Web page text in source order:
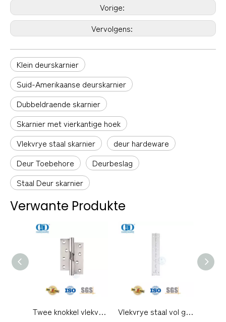
Vorige:
Vervolgens:
Klein deurskarnier
Suid-Amerikaanse deurskarnier
Dubbeldraende skarnier
Skarnier met vierkantige hoek
Vlekvrye staal skarnier
deur hardeware
Deur Toebehore
Deurbeslag
Staal Deur skarnier
Verwante Produkte
Twee knokkel vlekvrye staal metaal deur skarnier vervaardiger in China stygende skarnier-DDSS016 Vlekvrye staal vol gat skarnier deurlopende klavier skarnier vir swaardiensdeur-DDSS050